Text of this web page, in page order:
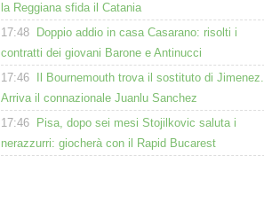
la Reggiana sfida il Catania
17:48
Doppio addio in casa Casarano: risolti i
contratti dei giovani Barone e Antinucci
17:46
Il Bournemouth trova il sostituto di Jimenez.
Arriva il connazionale Juanlu Sanchez
17:46
Pisa, dopo sei mesi Stojilkovic saluta i
nerazzurri: giocherà con il Rapid Bucarest